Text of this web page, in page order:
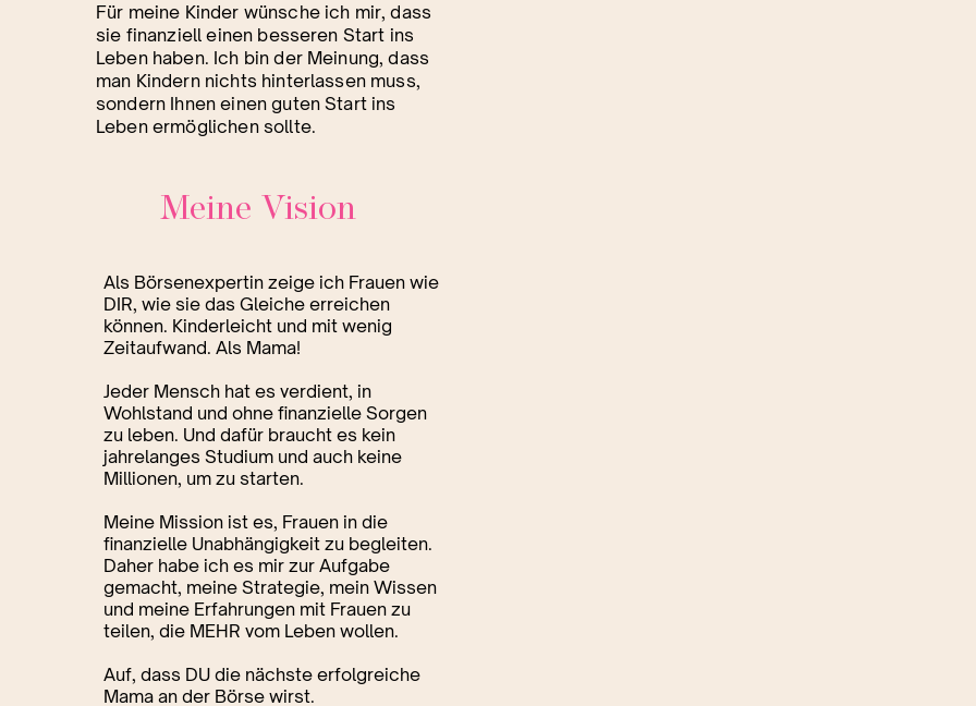
Für meine Kinder wünsche ich mir, dass
sie finanziell einen besseren Start ins
Leben haben. Ich bin der Meinung, dass
man Kindern nichts hinterlassen muss,
sondern Ihnen einen guten Start ins
Leben ermöglichen sollte.
Als Börsenexpertin zeige ich Frauen wie
DIR, wie sie das Gleiche erreichen
können. Kinderleicht und mit wenig
Zeitaufwand. Als Mama!
Jeder Mensch hat es verdient, in
Wohlstand und ohne finanzielle Sorgen
zu leben. Und dafür braucht es kein
jahrelanges Studium und auch keine
Millionen, um zu starten.
Meine Mission ist es, Frauen in die
finanzielle Unabhängigkeit zu begleiten.
Daher habe ich es mir zur Aufgabe
gemacht, meine Strategie, mein Wissen
und meine Erfahrungen mit Frauen zu
teilen, die MEHR vom Leben wollen.
Auf, dass DU die nächste erfolgreiche
Mama an der Börse wirst.
Meine Vision